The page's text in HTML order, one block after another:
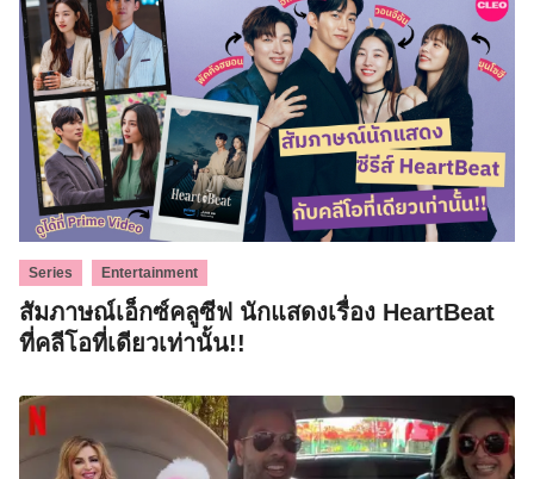
Series Entertainment
สัมภาษณ์เอ็กซ์คลูซีฟ นักแสดงเรื่อง HeartBeat
ที่คลีโอที่เดียวเท่านั้น!!